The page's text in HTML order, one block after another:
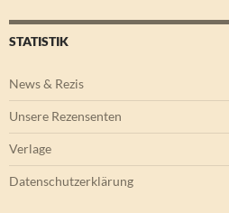
STATISTIK
News & Rezis
Unsere Rezensenten
Verlage
Datenschutzerklärung